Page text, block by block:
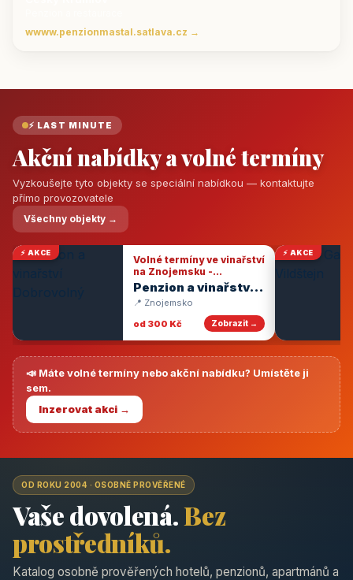
wwww.penzionmastal.satlava.cz →
⚡ LAST MINUTE
Akční nabídky a volné termíny
Vyzkoušejte tyto objekty se speciální nabídkou — kontaktujte
přímo provozovatele
Všechny objekty →
⚡ AKCE
Volné termíny ve vinařství
na Znojemsku -
degustace vín
Penzion a vinařství
Dobrovolný
📍 Znojemsko
od 300 Kč
Zobrazit →
⚡ AKCE
📣 Máte volné termíny nebo akční nabídku? Umístěte ji
sem.
Inzerovat akci →
OD ROKU 2004 · OSOBNĚ PROVĚŘENÉ
Vaše dovolená.Bez
prostředníků.
Katalog osobně prověřených hotelů, penzionů, apartmánů a